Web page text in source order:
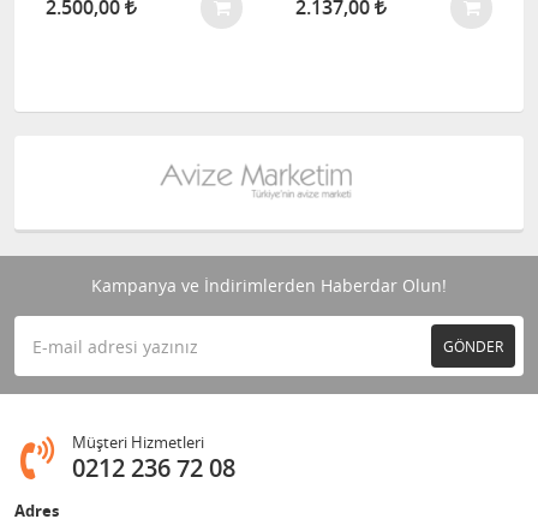
2.500,00 2.137,00
Kampanya ve İndirimlerden Haberdar Olun!
GÖNDER
Müşteri Hizmetleri
0212 236 72 08
Adres